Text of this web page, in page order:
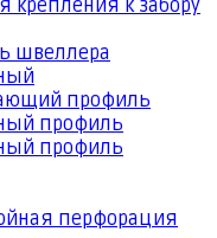
крепления к забору
швеллера
профиль
профиль
профиль
перфорация